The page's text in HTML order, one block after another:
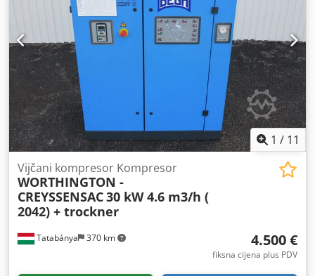
1 / 11
Tatabánya 370 km
Vijčani kompresor Kompresor
WORTHINGTON -
CREYSSENSAC30 kW 4.6 m3/h (
2042) + trockner
4.500 €
fiksna cijena plus PDV